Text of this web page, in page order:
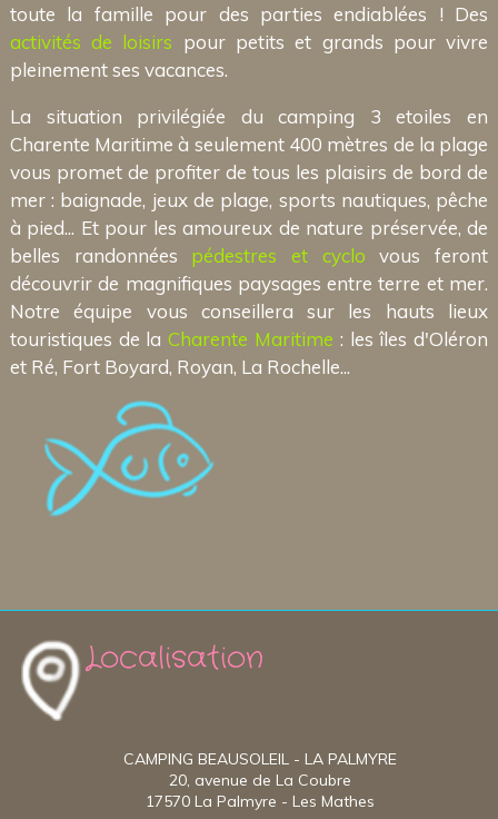
toute la famille pour des parties endiablées ! Des
activités de loisirs pour petits et grands pour vivre
pleinement ses vacances.
La situation privilégiée du camping 3 etoiles en
Charente Maritime à seulement 400 mètres de la plage
vous promet de profiter de tous les plaisirs de bord de
mer : baignade, jeux de plage, sports nautiques, pêche
à pied... Et pour les amoureux de nature préservée, de
belles randonnées pédestres et cyclo vous feront
découvrir de magnifiques paysages entre terre et mer.
Notre équipe vous conseillera sur les hauts lieux
touristiques de laCharente Maritime : les îles d'Oléron
et Ré, Fort Boyard, Royan, La Rochelle...
Localisation
CAMPING BEAUSOLEIL - LA PALMYRE
20, avenue de La Coubre
17570 La Palmyre - Les Mathes